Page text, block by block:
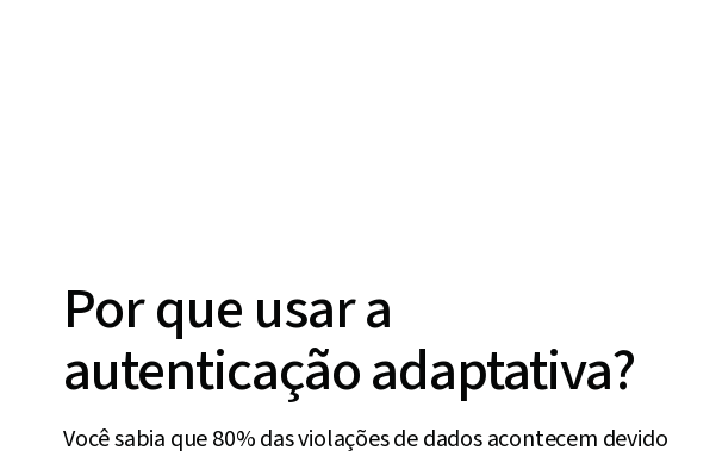
Por que usar a
autenticação adaptativa?
Você sabia que 80% das violações de dados acontecem devido